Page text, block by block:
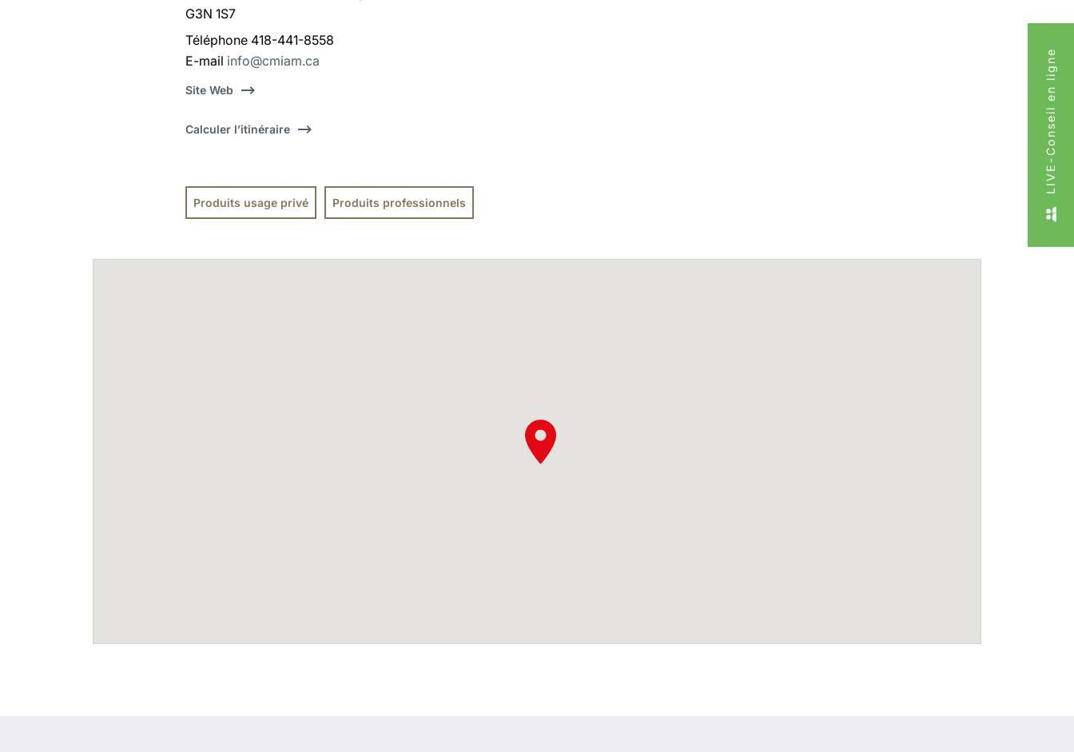
G3N 1S7
Téléphone 418-441-8558
E-mail info@cmiam.ca
Site Web
Calculer l’itinéraire
Produits usage privé Produits professionnels
LIVE-Conseil en ligne